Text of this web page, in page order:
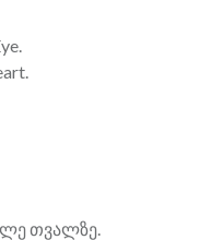
თვალზე.